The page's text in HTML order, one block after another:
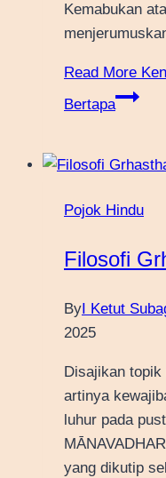
Kemabukan
Read More
Bertapa
Pojok Hindu
Filosofi
By I Ketut
2025
Disajikan
artinya
luhur pada
yang dikutip